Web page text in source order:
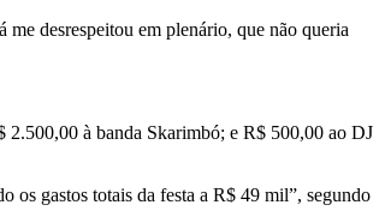
desrespeitou em plenário, que não queria
2.500,00 à banda Skarimbó; e R$ 500,00 ao DJ
os gastos totais da festa a R$ 49 mil”, segundo